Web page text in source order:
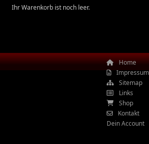
Ihr Warenkorb ist noch leer.
Home
Impressum
Sitemap
Links
Shop
Kontakt
Dein Account